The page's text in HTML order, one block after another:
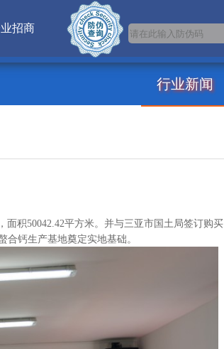
招商
行业新闻
积50042.42平方米。并与三亚市国土局签订购买
钙生产基地奠定实地基础。